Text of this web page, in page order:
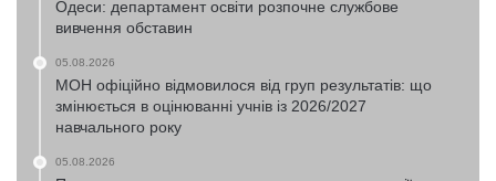
Одеси: департамент освіти розпочне службове
вивчення обставин
05.08.2026
МОН офіційно відмовилося від груп результатів: що
змінюється в оцінюванні учнів із 2026/2027
навчального року
05.08.2026